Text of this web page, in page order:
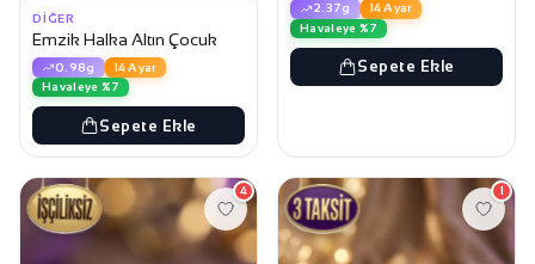
DIĞER
Emzik Halka Altın Çocuk
0.98g
14 Ayar
Havaleye %7
Sepete Ekle
2.37g
14 Ayar
Havaleye %7
Sepete Ekle
4 1